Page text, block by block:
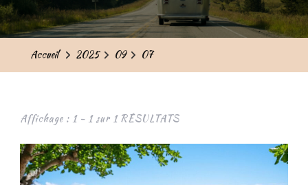
Accueil 2025 09 07
Affichage : 1 - 1 sur 1 RÉSULTATS